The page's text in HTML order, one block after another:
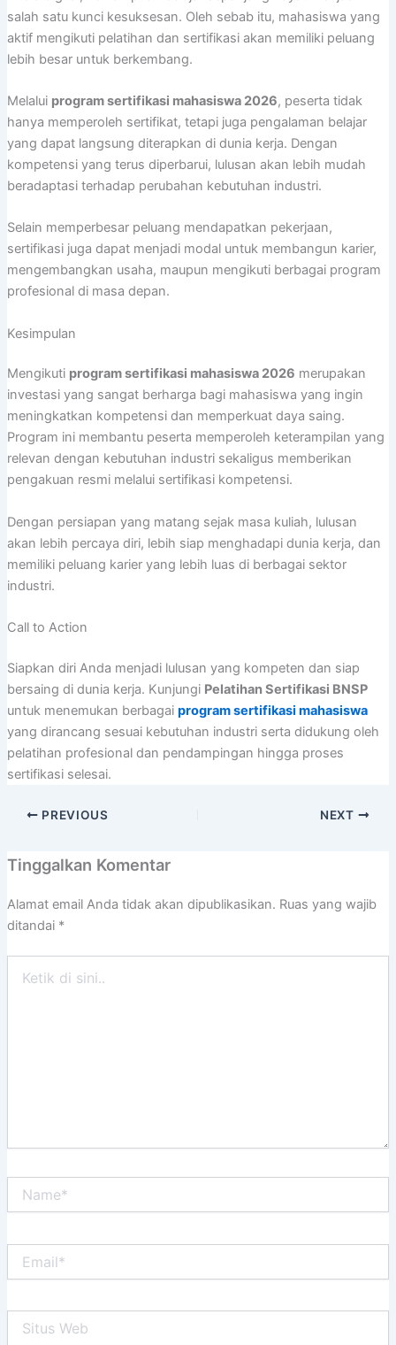
salah satu kunci kesuksesan. Oleh sebab itu, mahasiswa yang
aktif mengikuti pelatihan dan sertifikasi akan memiliki peluang
lebih besar untuk berkembang.
Melalui program sertifikasi mahasiswa 2026, peserta tidak
hanya memperoleh sertifikat, tetapi juga pengalaman belajar
yang dapat langsung diterapkan di dunia kerja. Dengan
kompetensi yang terus diperbarui, lulusan akan lebih mudah
beradaptasi terhadap perubahan kebutuhan industri.
Selain memperbesar peluang mendapatkan pekerjaan,
sertifikasi juga dapat menjadi modal untuk membangun karier,
mengembangkan usaha, maupun mengikuti berbagai program
profesional di masa depan.
Kesimpulan
Mengikuti program sertifikasi mahasiswa 2026 merupakan
investasi yang sangat berharga bagi mahasiswa yang ingin
meningkatkan kompetensi dan memperkuat daya saing.
Program ini membantu peserta memperoleh keterampilan yang
relevan dengan kebutuhan industri sekaligus memberikan
pengakuan resmi melalui sertifikasi kompetensi.
Dengan persiapan yang matang sejak masa kuliah, lulusan
akan lebih percaya diri, lebih siap menghadapi dunia kerja, dan
memiliki peluang karier yang lebih luas di berbagai sektor
industri.
Call to Action
Siapkan diri Anda menjadi lulusan yang kompeten dan siap
bersaing di dunia kerja. Kunjungi Pelatihan Sertifikasi BNSP
untuk menemukan berbagai program sertifikasi mahasiswa
yang dirancang sesuai kebutuhan industri serta didukung oleh
pelatihan profesional dan pendampingan hingga proses
sertifikasi selesai.
PREVIOUS NEXT
Tinggalkan Komentar
Alamat email Anda tidak akan dipublikasikan. Ruas yang wajib
ditandai *
Web